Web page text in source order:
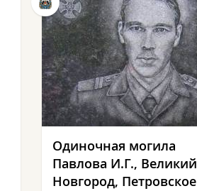
Одиночная могила
Павлова И.Г., Великий
Новгород, Петровское